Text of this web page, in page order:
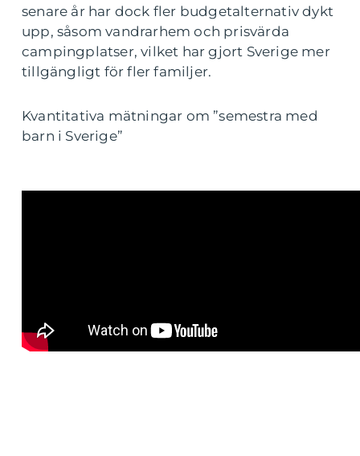
senare år har dock fler budgetalternativ dykt
upp, såsom vandrarhem och prisvärda
campingplatser, vilket har gjort Sverige mer
tillgängligt för fler familjer.
Kvantitativa mätningar om ”semestra med
barn i Sverige”